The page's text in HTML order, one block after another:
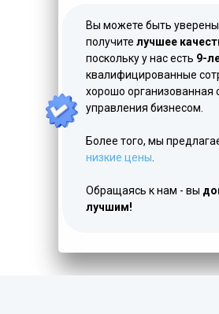
Вы можете быть
получите лучшее
поскольку у нас есть 9-
квалифицированные
хорошо организованная
управления бизнесом.
Более того, мы
низкие цены
Обращаясь к нам - вы
лучшим!